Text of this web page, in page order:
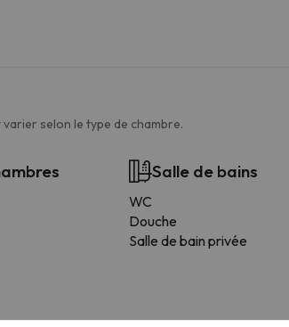
selon le type de chambre.
Salle de bains
WC
Douche
Salle de bain privée